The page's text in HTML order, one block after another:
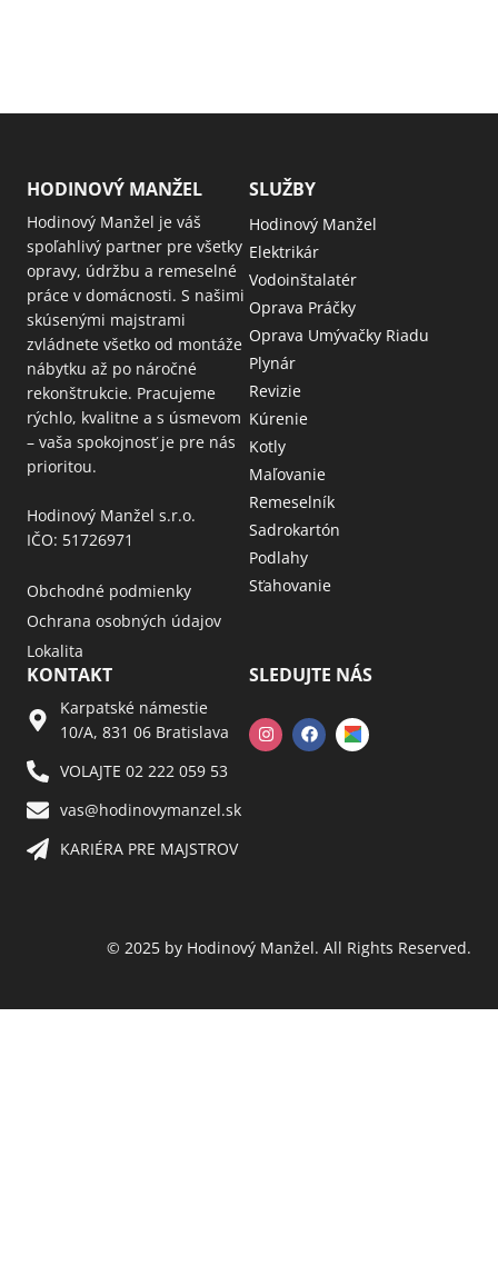
HODINOVÝ MANŽEL
Hodinový Manžel je váš
spoľahlivý partner pre všetky
opravy, údržbu a remeselné
práce v domácnosti. S našimi
skúsenými majstrami
zvládnete všetko od montáže
nábytku až po náročné
rekonštrukcie. Pracujeme
rýchlo, kvalitne a s úsmevom
– vaša spokojnosť je pre nás
prioritou.
Hodinový Manžel s.r.o.
IČO: 51726971
Obchodné podmienky
Ochrana osobných údajov
Lokalita
SLUŽBY
Hodinový Manžel
Elektrikár
Vodoinštalatér
Oprava Práčky
Oprava Umývačky Riadu
Plynár
Revizie
Kúrenie
Kotly
Maľovanie
Remeselník
Sadrokartón
Podlahy
Sťahovanie
KONTAKT
Karpatské námestie
10/A, 831 06 Bratislava
VOLAJTE 02 222 059 53​
vas@hodinovymanzel.sk​
KARIÉRA PRE MAJSTROV​
SLEDUJTE NÁS
© 2025 by Hodinový Manžel. All Rights Reserved.